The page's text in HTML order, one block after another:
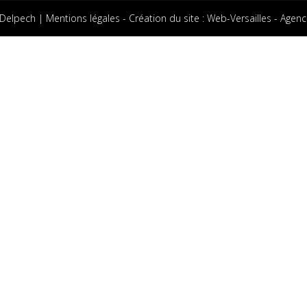
| Mentions légales - Création du site : Web-Versailles -